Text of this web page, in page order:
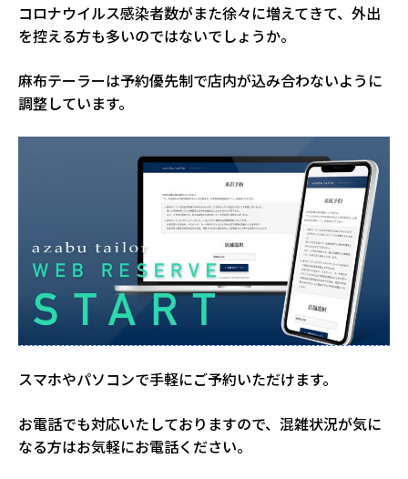
コロナウイルス感染者数がまた徐々に増えてきて、外出
を控える方も多いのではないでしょうか。
麻布テーラーは予約優先制で店内が込み合わないように
調整しています。
スマホやパソコンで手軽にご予約いただけます。
お電話でも対応いたしておりますので、混雑状況が気に
なる方はお気軽にお電話ください。